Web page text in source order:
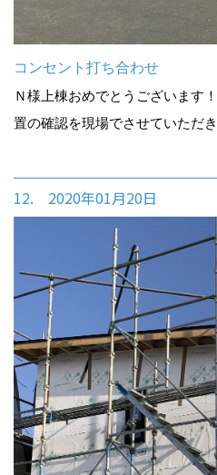
コンセント打ち合わせ
Ｎ様上棟おめでとうございます
置の確認を現場でさせていただ
12. 2020年01月20日